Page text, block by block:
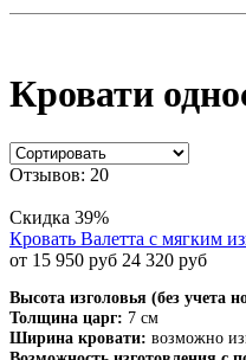
Кровати
Отзывов: 20
Скидка 39%
Кровать Валетта с мягким
от 15 950 руб 24 320 руб
Высота изголовья (без учета
Толщина царг: 7 см
Ширина кровати: возможно